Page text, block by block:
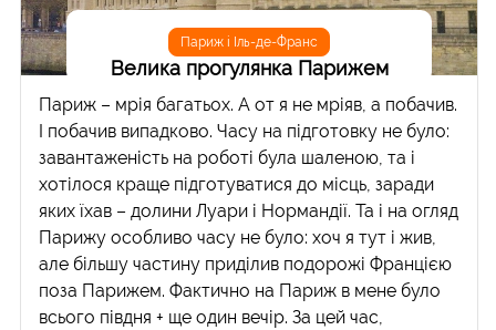
Париж і Іль-де-Франс
Велика прогулянка Парижем
Париж – мрія багатьох. А от я не мріяв, а побачив.
І побачив випадково. Часу на підготовку не було:
завантаженість на роботі була шаленою, та і
хотілося краще підготуватися до місць, заради
яких їхав – долини Луари і Нормандії. Та і на огляд
Парижу особливо часу не було: хоч я тут і жив,
але більшу частину приділив подорожі Францією
поза Парижем. Фактично на Париж в мене було
всього півдня + ще один вечір. За цей час,